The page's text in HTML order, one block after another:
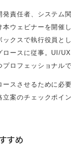
発責任者、システム
本ウェビナーを開催
ックスで執行役員と
ロースに従事。UI/
ロフェッショナルで
ースさせるために必
立案のチェックポイ
すめ